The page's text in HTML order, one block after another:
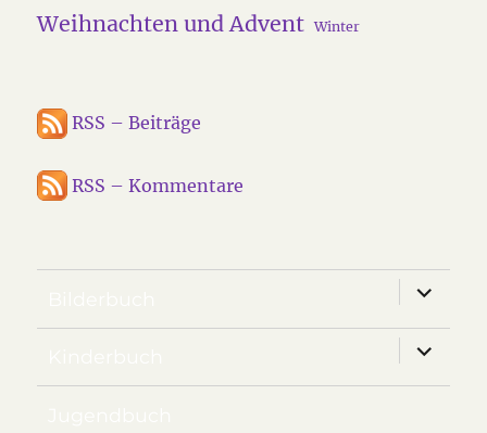
Weihnachten und Advent Winter
RSS – Beiträge
RSS – Kommentare